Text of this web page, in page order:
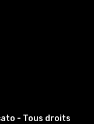
- Tous droits